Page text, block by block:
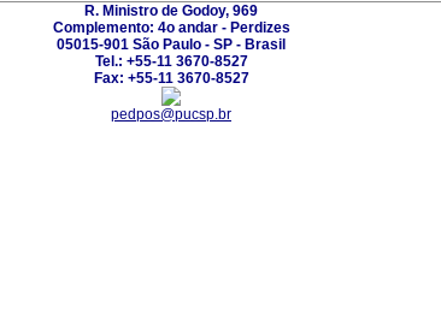
R. Ministro de Godoy, 969
Complemento: 4o andar - Perdizes
05015-901 São Paulo - SP - Brasil
Tel.: +55-11 3670-8527
Fax: +55-11 3670-8527
pedpos@pucsp.br